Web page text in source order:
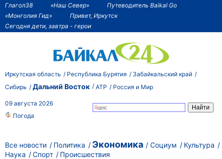
Глагол38 «Наш Север»
Путеводитель Baikal Go
«Монголия Гид»
Привет, Иркутск
Сегодня дети, завтра - герои
Иркутская область Республика Бурятия
Забайкальский край
Сибирь
Дальний Восток АТР Россия и Мир
09 августа 2026
Погода
Все новости Политика Экономика Социум
Культура
Наука
Спорт Происшествия